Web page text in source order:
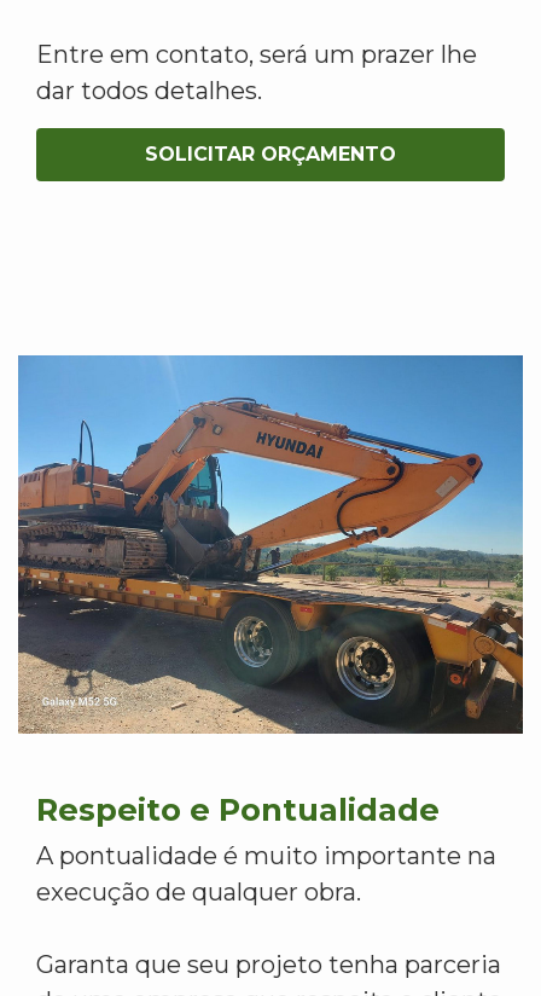
Entre em contato, será um prazer lhe
dar todos detalhes.
SOLICITAR ORÇAMENTO
Respeito e Pontualidade
A pontualidade é muito importante na
execução de qualquer obra.
Garanta que seu projeto tenha parceria